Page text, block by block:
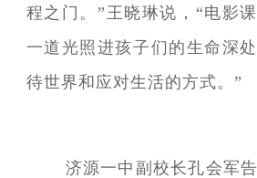
程之门。”王晓琳说，“电影
一道光照进孩子们的生命深
待世界和应对生活的方式。”
济源一中副校长孔会军